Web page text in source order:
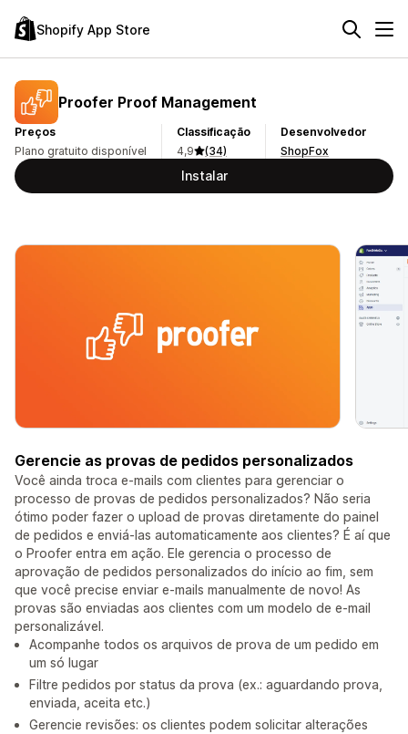
Shopify App Store
Proofer Proof Management
Preços
Plano gratuito disponível
Classificação
4,9
(34)
Desenvolvedor
ShopFox
Instalar
Gerencie as provas de pedidos personalizados
Você ainda troca e-mails com clientes para gerenciar o
processo de provas de pedidos personalizados? Não seria
ótimo poder fazer o upload de provas diretamente do painel
de pedidos e enviá-las automaticamente aos clientes? É aí que
o Proofer entra em ação. Ele gerencia o processo de
aprovação de pedidos personalizados do início ao fim, sem
que você precise enviar e-mails manualmente de novo! As
provas são enviadas aos clientes com um modelo de e-mail
personalizável.
Acompanhe todos os arquivos de prova de um pedido em
um só lugar
Filtre pedidos por status da prova (ex.: aguardando prova,
enviada, aceita etc.)
Gerencie revisões: os clientes podem solicitar alterações